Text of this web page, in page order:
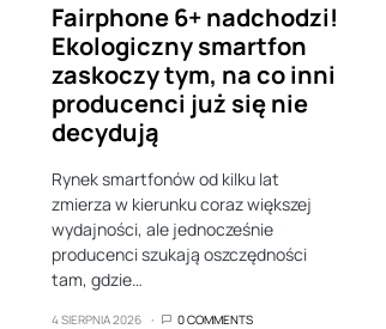
Fairphone 6+ nadchodzi!
Ekologiczny smartfon
zaskoczy tym, na co inni
producenci już się nie
decydują
Rynek smartfonów od kilku lat
zmierza w kierunku coraz większej
wydajności, ale jednocześnie
producenci szukają oszczędności
tam, gdzie…
4 SIERPNIA 2026 0 COMMENTS